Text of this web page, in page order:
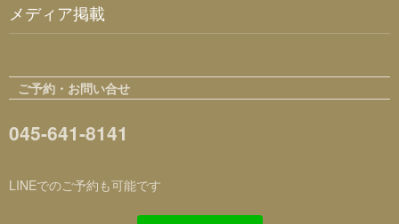
メディア掲載
ご予約・お問い合せ
045-641-8141
LINEでのご予約も可能です